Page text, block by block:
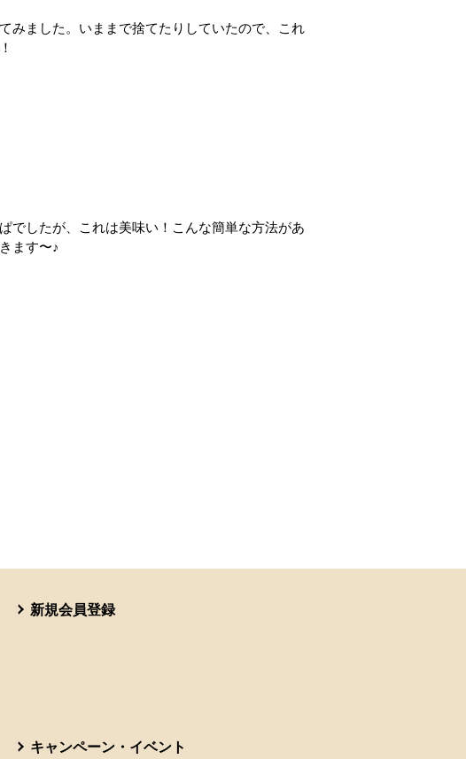
みました。いままで捨てたりしていたので、これ
でしたが、これは美味い！こんな簡単な方法があ
ます〜♪
新規会員登録
キャンペーン・イベント